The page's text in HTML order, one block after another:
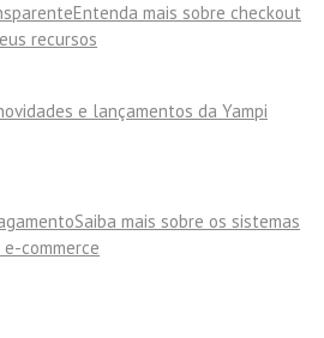
Entenda mais sobre checkout
recursos
e lançamentos da Yampi
Saiba mais sobre os sistemas
commerce